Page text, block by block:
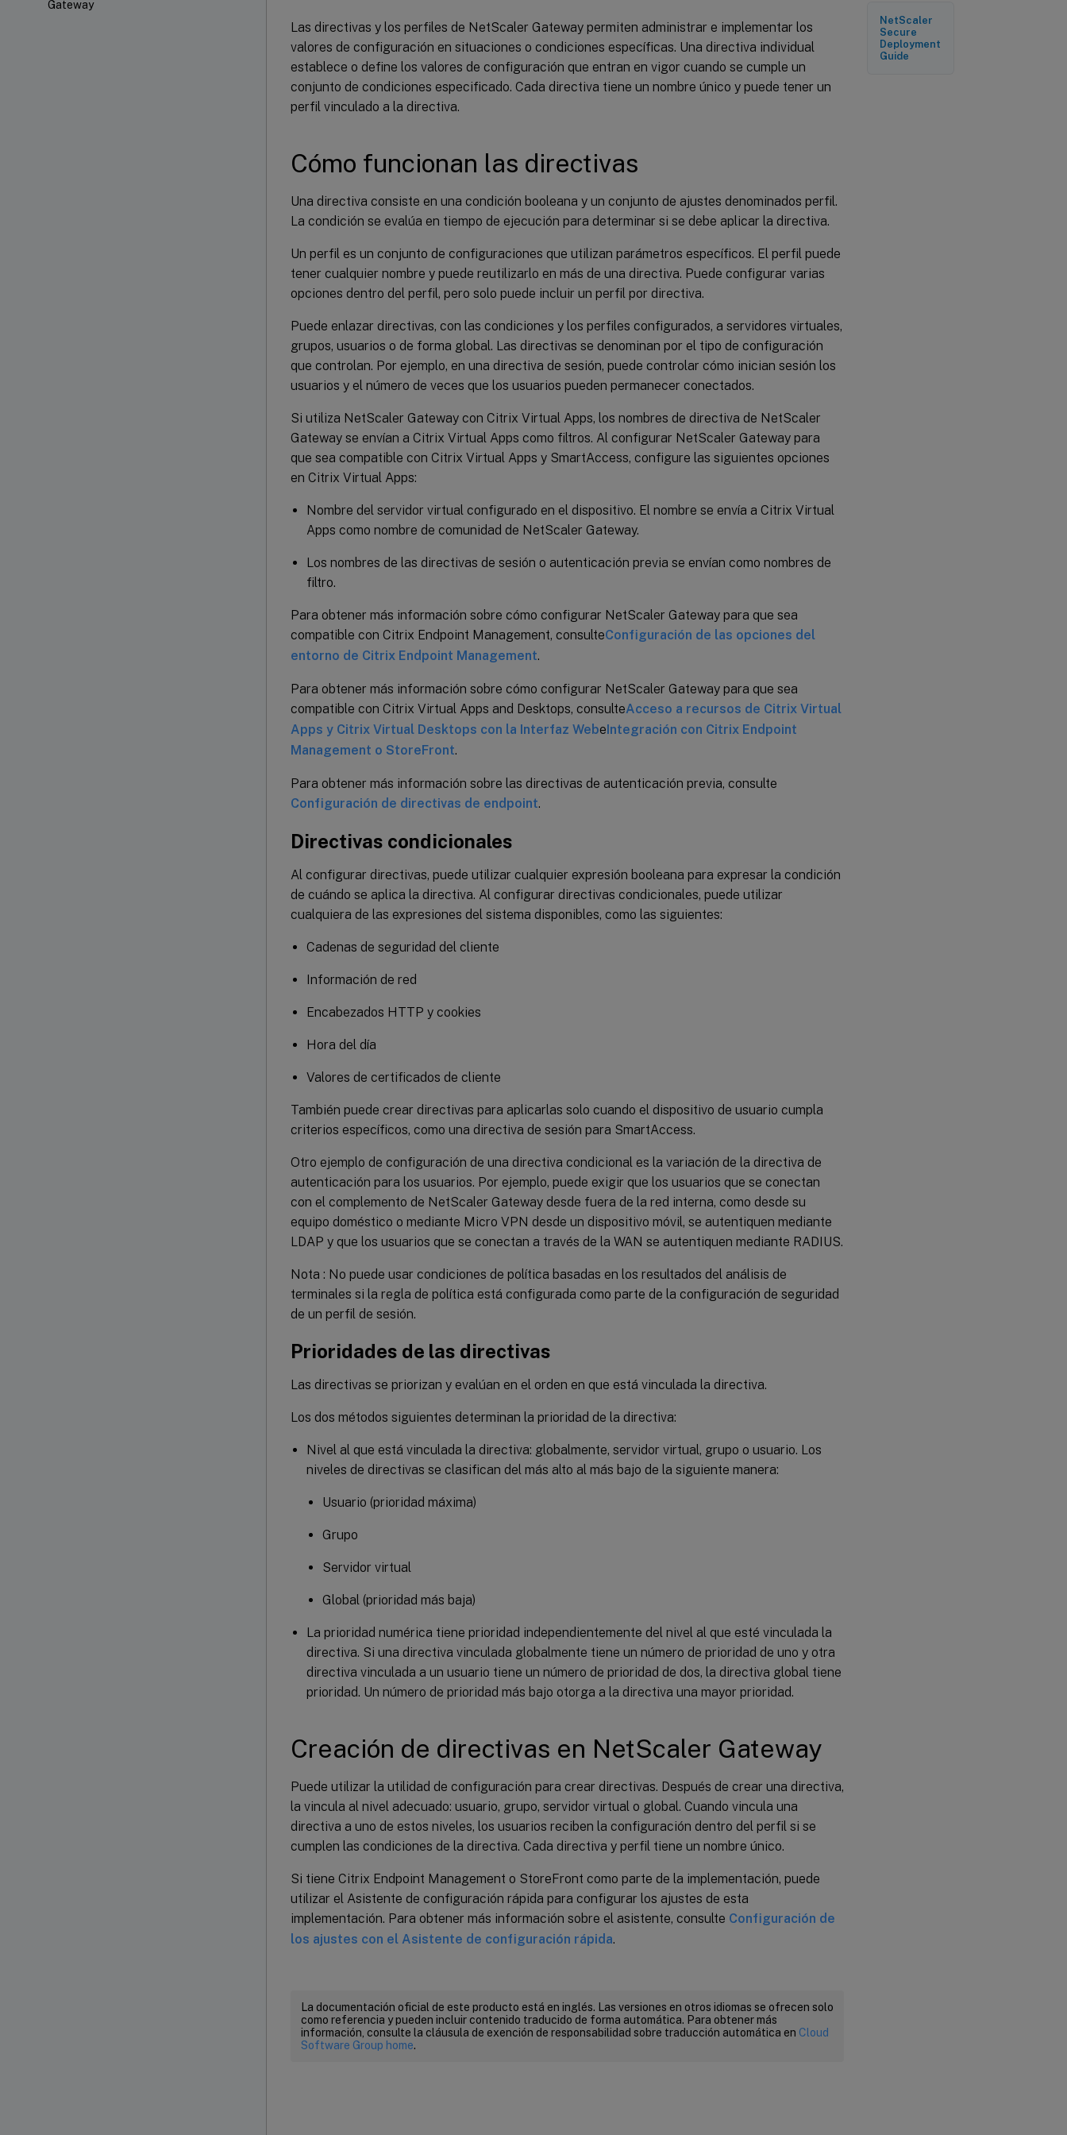
Gateway
Las directivas y los perfiles de NetScaler Gateway permiten administrar e implementar los
valores de configuración en situaciones o condiciones específicas. Una directiva individual
establece o define los valores de configuración que entran en vigor cuando se cumple un
conjunto de condiciones especificado. Cada directiva tiene un nombre único y puede tener un
perfil vinculado a la directiva.
Cómo funcionan las directivas
Una directiva consiste en una condición booleana y un conjunto de ajustes denominados perfil.
La condición se evalúa en tiempo de ejecución para determinar si se debe aplicar la directiva.
Un perfil es un conjunto de configuraciones que utilizan parámetros específicos. El perfil puede
tener cualquier nombre y puede reutilizarlo en más de una directiva. Puede configurar varias
opciones dentro del perfil, pero solo puede incluir un perfil por directiva.
Puede enlazar directivas, con las condiciones y los perfiles configurados, a servidores virtuales,
grupos, usuarios o de forma global. Las directivas se denominan por el tipo de configuración
que controlan. Por ejemplo, en una directiva de sesión, puede controlar cómo inician sesión los
usuarios y el número de veces que los usuarios pueden permanecer conectados.
Si utiliza NetScaler Gateway con Citrix Virtual Apps, los nombres de directiva de NetScaler
Gateway se envían a Citrix Virtual Apps como filtros. Al configurar NetScaler Gateway para
que sea compatible con Citrix Virtual Apps y SmartAccess, configure las siguientes opciones
en Citrix Virtual Apps:
Nombre del servidor virtual configurado en el dispositivo. El nombre se envía a Citrix Virtual
Apps como nombre de comunidad de NetScaler Gateway.
Los nombres de las directivas de sesión o autenticación previa se envían como nombres de
filtro.
Para obtener más información sobre cómo configurar NetScaler Gateway para que sea
compatible con Citrix Endpoint Management, consulteConfiguración de las opciones del
entorno de Citrix Endpoint Management.
Para obtener más información sobre cómo configurar NetScaler Gateway para que sea
compatible con Citrix Virtual Apps and Desktops, consulteAcceso a recursos de Citrix Virtual
Apps y Citrix Virtual Desktops con la Interfaz WebeIntegración con Citrix Endpoint
Management o StoreFront.
Para obtener más información sobre las directivas de autenticación previa, consulte
Configuración de directivas de endpoint.
Directivas condicionales
Al configurar directivas, puede utilizar cualquier expresión booleana para expresar la condición
de cuándo se aplica la directiva. Al configurar directivas condicionales, puede utilizar
cualquiera de las expresiones del sistema disponibles, como las siguientes:
Cadenas de seguridad del cliente
Información de red
Encabezados HTTP y cookies
Hora del día
Valores de certificados de cliente
También puede crear directivas para aplicarlas solo cuando el dispositivo de usuario cumpla
criterios específicos, como una directiva de sesión para SmartAccess.
Otro ejemplo de configuración de una directiva condicional es la variación de la directiva de
autenticación para los usuarios. Por ejemplo, puede exigir que los usuarios que se conectan
con el complemento de NetScaler Gateway desde fuera de la red interna, como desde su
equipo doméstico o mediante Micro VPN desde un dispositivo móvil, se autentiquen mediante
LDAP y que los usuarios que se conectan a través de la WAN se autentiquen mediante RADIUS.
Nota : No puede usar condiciones de política basadas en los resultados del análisis de
terminales si la regla de política está configurada como parte de la configuración de seguridad
de un perfil de sesión.
Prioridades de las directivas
Las directivas se priorizan y evalúan en el orden en que está vinculada la directiva.
Los dos métodos siguientes determinan la prioridad de la directiva:
Nivel al que está vinculada la directiva: globalmente, servidor virtual, grupo o usuario. Los
niveles de directivas se clasifican del más alto al más bajo de la siguiente manera:
Usuario (prioridad máxima)
Grupo
Servidor virtual
Global (prioridad más baja)
La prioridad numérica tiene prioridad independientemente del nivel al que esté vinculada la
directiva. Si una directiva vinculada globalmente tiene un número de prioridad de uno y otra
directiva vinculada a un usuario tiene un número de prioridad de dos, la directiva global tiene
prioridad. Un número de prioridad más bajo otorga a la directiva una mayor prioridad.
Creación de directivas en NetScaler Gateway
Puede utilizar la utilidad de configuración para crear directivas. Después de crear una directiva,
la vincula al nivel adecuado: usuario, grupo, servidor virtual o global. Cuando vincula una
directiva a uno de estos niveles, los usuarios reciben la configuración dentro del perfil si se
cumplen las condiciones de la directiva. Cada directiva y perfil tiene un nombre único.
Si tiene Citrix Endpoint Management o StoreFront como parte de la implementación, puede
utilizar el Asistente de configuración rápida para configurar los ajustes de esta
implementación. Para obtener más información sobre el asistente, consulte Configuración de
los ajustes con el Asistente de configuración rápida.
La documentación oficial de este producto está en inglés. Las versiones en otros idiomas se ofrecen solo
como referencia y pueden incluir contenido traducido de forma automática. Para obtener más
información, consulte la cláusula de exención de responsabilidad sobre traducción automática en Cloud
Software Group home.
Gateway
NetScaler
Secure
Deployment
Guide